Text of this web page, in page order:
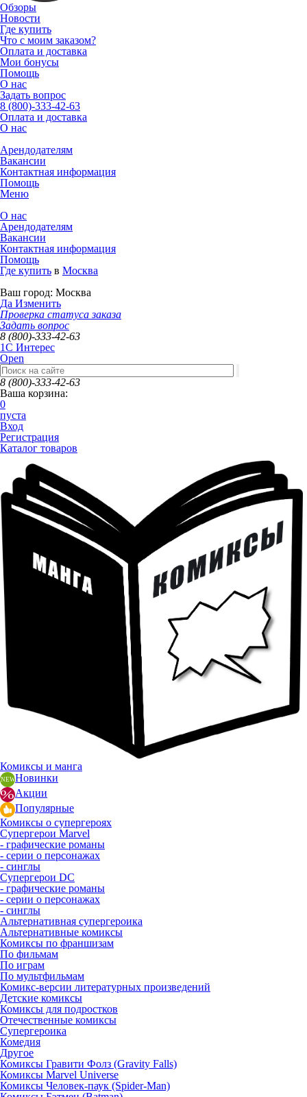
Обзоры
Новости
Где купить
Что с моим заказом?
Оплата и доставка
Мои бонусы
Помощь
О нас
Задать вопрос
8 (800)-333-42-63
Оплата и доставка
О нас
Арендодателям
Вакансии
Контактная информация
Помощь
Меню
О нас
Арендодателям
Вакансии
Контактная информация
Помощь
Где купить в Москва
Ваш город: Москва
Да Изменить
Проверка статуса заказа
Задать вопрос
8 (800)-333-42-63
1C Интерес
Open
8 (800)-333-42-63
Ваша корзина:
0
пуста
Вход
Регистрация
Каталог товаров
Комиксы и манга
Новинки
Акции
Популярные
Комиксы о супергероях
Супергерои Marvel
- графические романы
- серии о персонажах
- синглы
Супергерои DC
- графические романы
- серии о персонажах
- синглы
Альтернативная супергероика
Альтернативные комиксы
Комиксы по франшизам
По фильмам
По играм
По мультфильмам
Комикс-версии литературных произведений
Детские комиксы
Комиксы для подростков
Отечественные комиксы
Супергероика
Комедия
Другое
Комиксы Гравити Фолз (Gravity Falls)
Комиксы Marvel Universe
Комиксы Человек-паук (Spider-Man)